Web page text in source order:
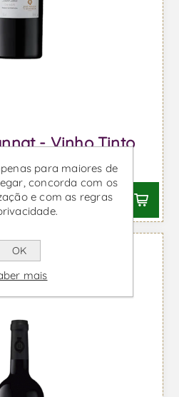
- Vinho Tinto
IVA incl.
para maiores de
concorda com os
e com as regras
OK
mais